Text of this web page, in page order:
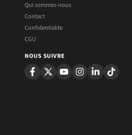
Qui sommes-nous
Contact
Confidentialite
CGU
NOUS SUIVRE